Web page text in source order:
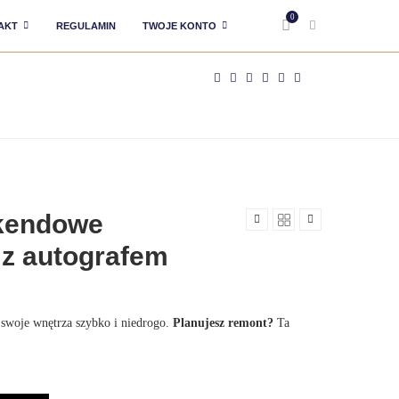
REGULAMIN TWOJE KONTO
0
autografem
wnętrza szybko i niedrogo. Planujesz remont?Ta